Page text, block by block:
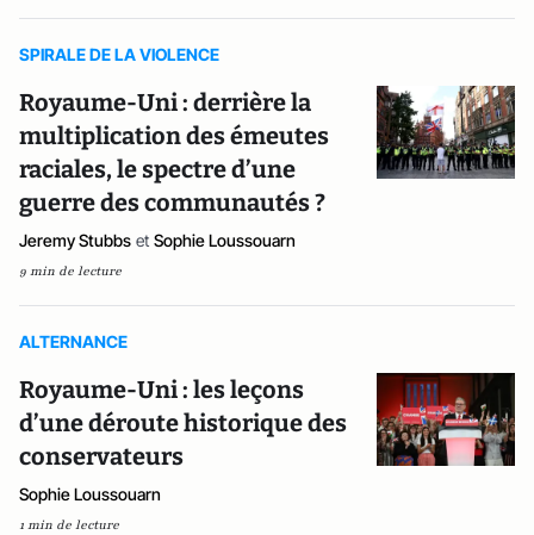
SPIRALE DE LA VIOLENCE
Royaume-Uni : derrière la
multiplication des émeutes
raciales, le spectre d’une
guerre des communautés ?
Jeremy Stubbs et Sophie Loussouarn
9 min de lecture
ALTERNANCE
Royaume-Uni : les leçons
d’une déroute historique des
conservateurs
Sophie Loussouarn
1 min de lecture